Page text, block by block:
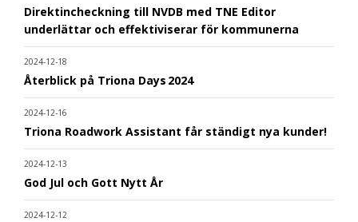
Direktincheckning till NVDB med TNE Editor
underlättar och effektiviserar för kommunerna
2024-12-18
Återblick på Triona Days 2024
2024-12-16
Triona Roadwork Assistant får ständigt nya kunder!
2024-12-13
God Jul och Gott Nytt År
2024-12-12